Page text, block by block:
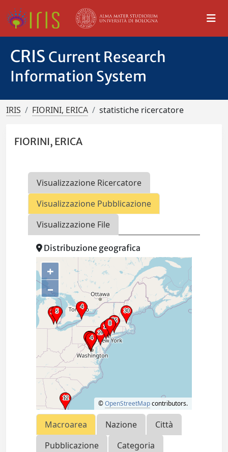
CRIS Current Research
Information System
IRIS FIORINI, ERICA statistiche ricercatore
FIORINI, ERICA
Visualizzazione Ricercatore
Visualizzazione Pubblicazione
Visualizzazione File
Distribuzione geografica
+
–
©OpenStreetMapcontributors.
Macroarea Nazione
Città
Pubblicazione
Categoria